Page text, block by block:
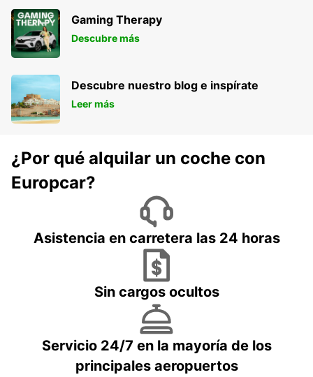
Gaming Therapy
Descubre más
Descubre nuestro blog e inspírate
Leer más
¿Por qué alquilar un coche con
Europcar?
Asistencia en carretera las 24 horas
Sin cargos ocultos
Servicio 24/7 en la mayoría de los
principales aeropuertos